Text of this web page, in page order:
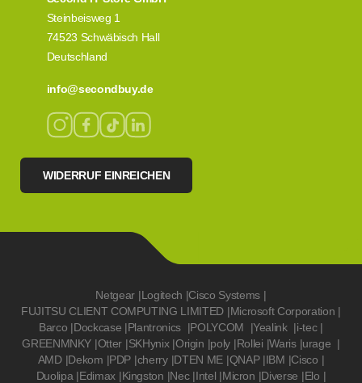
Steinbeisweg 1
74523 Schwäbisch Hall
Deutschland
info@secondbuy.de
WIDERRUF EINREICHEN
Netgear |Logitech |Cisco Systems |
FUJITSU CLIENT COMPUTING LIMITED |Microsoft Corporation |
Barco |Dockcase |Plantronics |POLYCOM |Yealink |i-tec |
GREENMNKY |Otter |SKHynix |Origin |poly |Rollei |Waris |urage |
AMD |Dekom |PDP |cherry |DTEN ME |QNAP |IBM |Cisco |
Duolipa |Edimax |Kingston |Nec |Intel |Micron |Diverse |Elo |